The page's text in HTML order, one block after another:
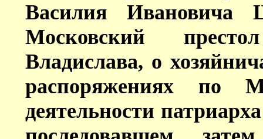
Василия Ивановича
Московский
Владислава, о
распоряжениях по
деятельности